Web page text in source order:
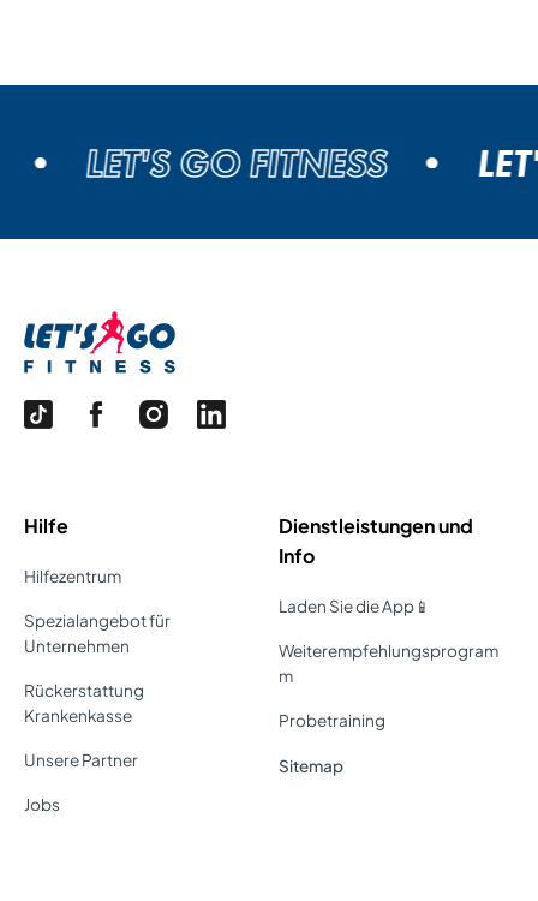
LET'S GO FITNESS
Hilfe
Hilfezentrum
Spezialangebot für
Unternehmen
Rückerstattung
Krankenkasse
Unsere Partner
Jobs
Dienstleistungen und
Info
Laden Sie die App📱
Weiterempfehlungsprogram
m
Probetraining
Sitemap